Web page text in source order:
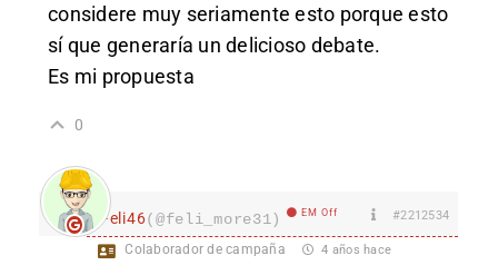
considere muy seriamente esto porque esto
sí que generaría un delicioso debate.
Es mi propuesta
0
Feli46(@feli_more31) EM Off #2212534
Colaborador de campaña 4 años hace